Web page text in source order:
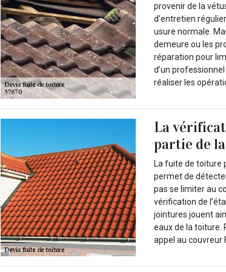
provenir de la
d’entretien
usure normale.
demeure ou les
réparation pour
d’un
réaliser les
La
partie de
La fuite de toiture
permet de
pas se limiter au
vérification de
jointures jouent
eaux de la toiture.
appel au couvreur